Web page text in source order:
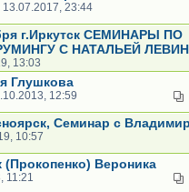
13.07.2017, 23:44
г.Иркутск СЕМИНАРЫ ПО
С НАТАЛЬЕЙ
13:03
Глушкова
12:59
Семинар с
10:57
Вероника
11:21